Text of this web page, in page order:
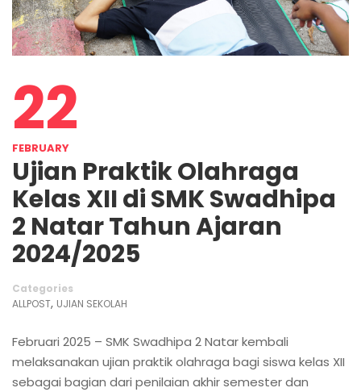
22
FEBRUARY
Ujian Praktik Olahraga
Kelas XII di SMK Swadhipa
2 Natar Tahun Ajaran
2024/2025
Categories
ALLPOST, UJIAN SEKOLAH
Februari 2025 – SMK Swadhipa 2 Natar kembali
melaksanakan ujian praktik olahraga bagi siswa kelas XII
sebagai bagian dari penilaian akhir semester dan